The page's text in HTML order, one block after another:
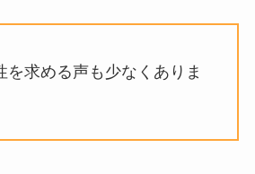
を求める声も少なくありま